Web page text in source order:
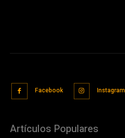
Facebook Instagram
Artículos Populares